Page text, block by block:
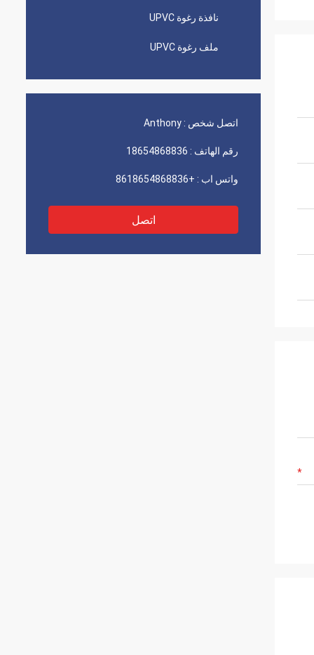
نافذة رغوة UPVC
ملف رغوة UPVC
اتصل شخص : Anthony
رقم الهاتف : 18654868836
واتس اب : +8618654868836
اتصل